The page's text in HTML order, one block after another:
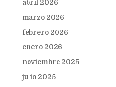
abril 2026
marzo 2026
febrero 2026
enero 2026
noviembre 2025
julio 2025